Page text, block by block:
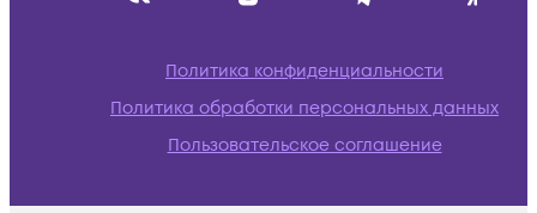
Политика конфиденциальности
Политика обработки персональных данных
Пользовательское соглашение